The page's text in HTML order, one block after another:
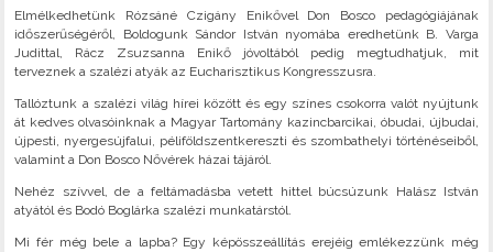
Elmélkedhetünk Rózsáné Czigány Enikővel Don Bosco pedagógiájának
időszerűségéről, Boldogunk Sándor István nyomába eredhetünk B. Varga
Judittal, Rácz Zsuzsanna Enikő jóvoltából pedig megtudhatjuk, mit
terveznek a szalézi atyák az Eucharisztikus Kongresszusra.
Tallóztunk a szalézi világ hírei között és egy színes csokorra valót nyújtunk
át kedves olvasóinknak a Magyar Tartomány kazincbarcikai, óbudai, újbudai,
újpesti, nyergesújfalui, péliföldszentkereszti és szombathelyi történéseiből,
valamint a Don Bosco Nővérek házai tájáról.
Nehéz szívvel, de a feltámadásba vetett hittel búcsúzunk Halász István
atyától és Bodó Boglárka szalézi munkatárstól.
Mi fér még bele a lapba? Egy képösszeállítás erejéig emlékezzünk még